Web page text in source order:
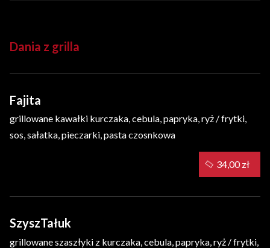
Dania z grilla
Fajita
grillowane kawałki kurczaka, cebula, papryka, ryż / frytki,
sos, sałatka, pieczarki, pasta czosnkowa
SzyszTałuk
grillowane szaszłyki z kurczaka, cebula, papryka, ryż / frytki,